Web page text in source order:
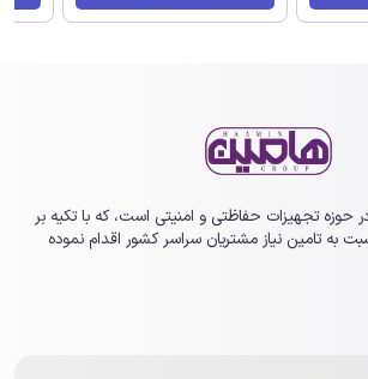
تجهیزات حفاظتی و امنیتی است، که با تکیه بر
به تامین نیاز مشتریان سراسر کشور اقدام نموده